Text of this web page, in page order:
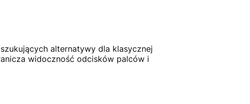
alternatywy dla klasycznej
widoczność odcisków palców i